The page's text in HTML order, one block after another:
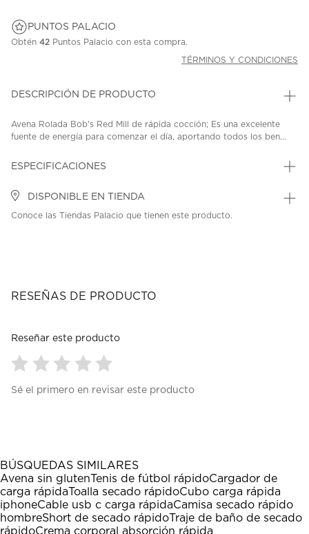
PUNTOS PALACIO
Obtén 42 Puntos Palacio con esta compra.
TÉRMINOS Y CONDICIONES
DESCRIPCIÓN DE PRODUCTO
Avena Rolada Bob's Red Mill de rápida cocción; Es una excelente
fuente de energía para comenzar el día, aportando todos los ben...
ESPECIFICACIONES
DISPONIBLE EN TIENDA
Conoce las Tiendas Palacio que tienen este producto.
RESEÑAS DE PRODUCTO
Reseñar este producto
para
1
estrella
Esta
acción
abrirá
el
para
estrellas.
Esta
acción
abrirá
el
para
estrellas.
Esta
acción
abrirá
el
para
estrellas.
Esta
acción
abrirá
el
para
estrellas.
Esta
acción
abrirá
el
Sé el primero en revisar este producto
BÚSQUEDAS SIMILARES
Avena sin glutenTenis de fútbol rápidoCargador de
carga rápidaToalla secado rápidoCubo carga rápida
iphoneCable usb c carga rápidaCamisa secado rápido
hombreShort de secado rápidoTraje de baño de secado
rápidoCrema corporal absorción rápida